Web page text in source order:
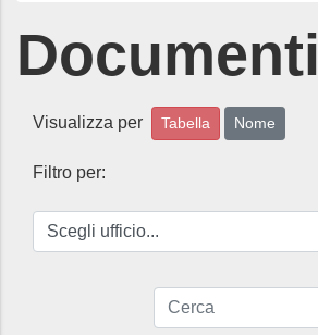
Documenti
Visualizza per Tabella Nome
Filtro per: